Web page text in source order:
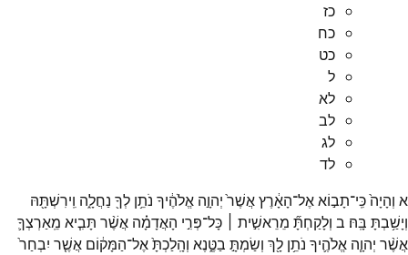
כז
כח
כט
ל
לא
לב
לג
לד
א וְהָיָה֙כִּֽי־תָב֣וֹאאֶל־הָאָ֔רֶץאֲשֶׁר֙ יְהוָ֣ה אֱלֹהֶ֔יךָ נֹתֵ֥ן לְךָ֖ נַחֲלָ֑ה וִֽירִשְׁתָּ֖הּ
וְיָשַׁ֥בְתָּ בָּֽהּ׃ ב וְלָקַחְתָּ֞ מֵרֵאשִׁ֣ית ׀ כָּל־פְּרִ֣י הָאֲדָמָ֗ה אֲשֶׁ֨ר תָּבִ֧יא מֵֽאַרְצְךָ֛
אֲשֶׁ֨ר יְהוָ֧ה אֱלֹהֶ֛יךָ נֹתֵ֥ן לָ֖ךְ וְשַׂמְתָּ֣ בַטֶּ֑נֶא וְהָֽלַכְתָּ֙אֶל־הַמָּק֔וֹם אֲשֶׁ֤ר יִבְחַר֙